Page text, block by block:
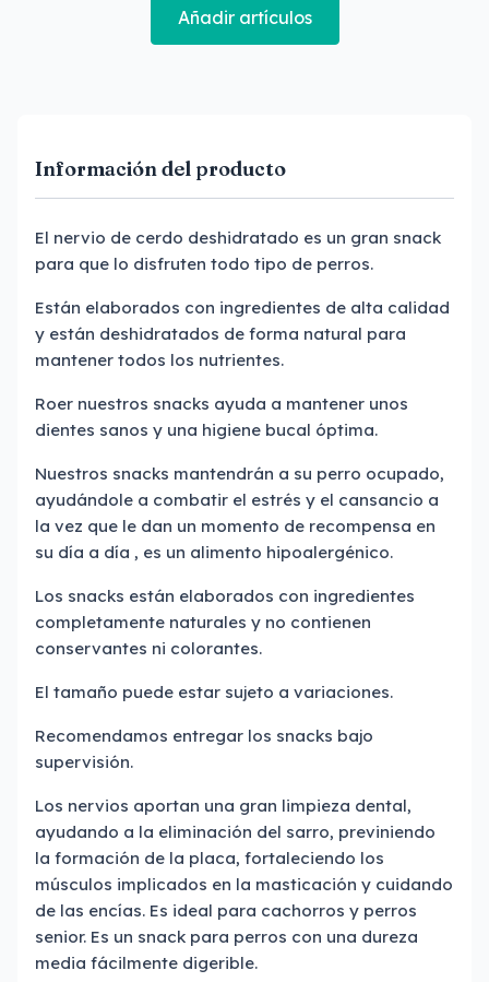
Añadir artículos
Información del producto
El nervio de cerdo deshidratado es un gran snack
para que lo disfruten todo tipo de perros.
Están elaborados con ingredientes de alta calidad
y están deshidratados de forma natural para
mantener todos los nutrientes.
Roer nuestros snacks ayuda a mantener unos
dientes sanos y una higiene bucal óptima.
Nuestros snacks mantendrán a su perro ocupado,
ayudándole a combatir el estrés y el cansancio a
la vez que le dan un momento de recompensa en
su día a día , es un alimento hipoalergénico.
Los snacks están elaborados con ingredientes
completamente naturales y no contienen
conservantes ni colorantes.
El tamaño puede estar sujeto a variaciones.
Recomendamos entregar los snacks bajo
supervisión.
Los nervios aportan una gran limpieza dental,
ayudando a la eliminación del sarro, previniendo
la formación de la placa, fortaleciendo los
músculos implicados en la masticación y cuidando
de las encías. Es ideal para cachorros y perros
senior. Es un snack para perros con una dureza
media fácilmente digerible.